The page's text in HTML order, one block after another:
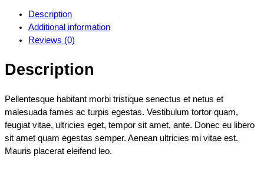
Description
Additional information
Reviews (0)
Description
Pellentesque habitant morbi tristique senectus et netus et
malesuada fames ac turpis egestas. Vestibulum tortor quam,
feugiat vitae, ultricies eget, tempor sit amet, ante. Donec eu libero
sit amet quam egestas semper. Aenean ultricies mi vitae est.
Mauris placerat eleifend leo.